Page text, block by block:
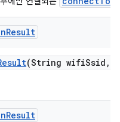
Result
(String wifiSsid ,
Result